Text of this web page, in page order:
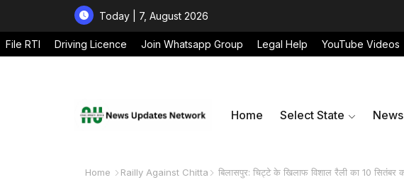
Today | 7, August 2026
File RTI Driving Licence Join Whatsapp Group Legal Help YouTube Videos
Home Select State
Home Railly Against Chitta बिलासपुर: चिट्टे के खिलाफ विशाल रैली का 10 सितंबर